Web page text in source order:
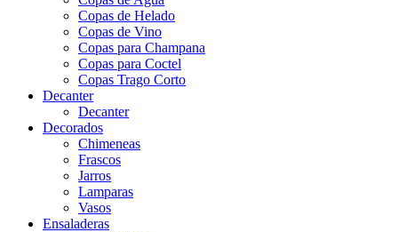
Copas de Helado
Copas de Vino
Copas para Champana
Copas para Coctel
Copas Trago Corto
Decanter
Decanter
Decorados
Chimeneas
Frascos
Jarros
Lamparas
Vasos
Ensaladeras